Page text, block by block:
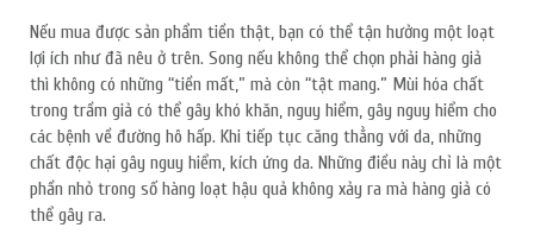
Nếu mua được sản phẩm tiền thật, bạn có thể tận hưởng một loạt
lợi ích như đã nêu ở trên. Song nếu không thể chọn phải hàng giả
thì không có những “tiền mất,” mà còn “tật mang.” Mùi hóa chất
trong trầm giả có thể gây khó khăn, nguy hiểm, gây nguy hiểm cho
các bệnh về đường hô hấp. Khi tiếp tục căng thẳng với da, những
chất độc hại gây nguy hiểm, kích ứng da. Những điều này chỉ là một
phần nhỏ trong số hàng loạt hậu quả không xảy ra mà hàng giả có
thể gây ra.